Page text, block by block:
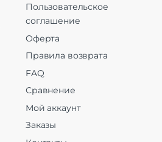
Пользовательское
соглашение
Оферта
Правила возврата
FAQ
Сравнение
Мой аккаунт
Заказы